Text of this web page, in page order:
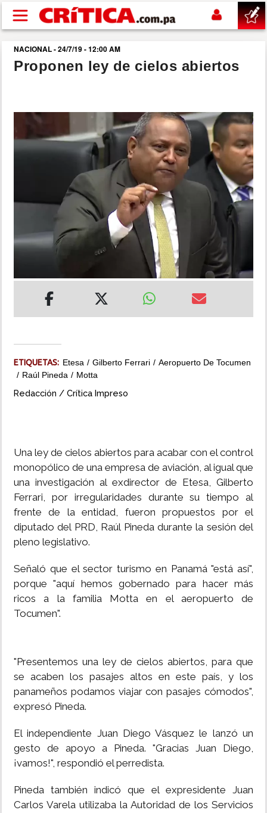
Pasar al contenido principal
buscar
NACIONAL
POLÍTICA
IMPRESO
NACIONAL - 24/7/19 - 12:00 AM
Proponen ley de cielos abiertos
ETIQUETAS: Etesa Gilberto Ferrari
Aeropuerto De Tocumen
Raúl Pineda
Motta
Redacción / Crítica Impreso
Una ley de cielos abiertos para acabar con el control
monopólico de una empresa de aviación, al igual que
una investigación al exdirector de Etesa, Gilberto
Ferrari, por irregularidades durante su tiempo al
frente de la entidad, fueron propuestos por el
diputado del PRD, Raúl Pineda durante la sesión del
pleno legislativo.
Señaló que el sector turismo en Panamá "está así",
porque "aquí hemos gobernado para hacer más
ricos a la familia Motta en el aeropuerto de
Tocumen".
"Presentemos una ley de cielos abiertos, para que
se acaben los pasajes altos en este país, y los
panameños podamos viajar con pasajes cómodos",
expresó Pineda.
El independiente Juan Diego Vásquez le lanzó un
gesto de apoyo a Pineda. "Gracias Juan Diego,
¡vamos!", respondió el perredista.
Pineda también indicó que el expresidente Juan
Carlos Varela utilizaba la Autoridad de los Servicios